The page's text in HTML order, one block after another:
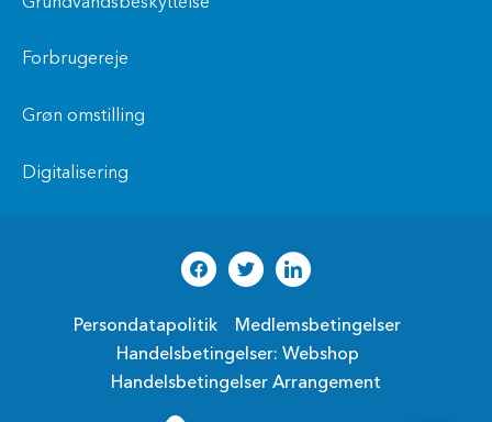
Forbrugereje
Grøn omstilling
Digitalisering
Persondatapolitik
Medlemsbetingelser
Handelsbetingelser: Webshop
Handelsbetingelser Arrangement